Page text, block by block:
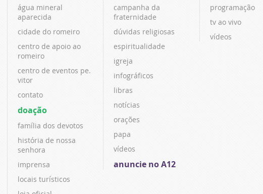
água mineral
aparecida
cidade do romeiro
centro de apoio ao
romeiro
centro de eventos pe.
vitor
contato
doação
família dos devotos
história de nossa
senhora
imprensa
locais turísticos
campanha da
fraternidade
dúvidas religiosas
espiritualidade
igreja
infográficos
libras
notícias
orações
papa
vídeos
anuncie no A12
programação
tv ao vivo
vídeos